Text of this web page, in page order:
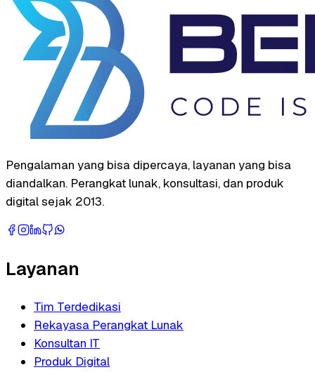
Pengalaman yang bisa dipercaya, layanan yang bisa
diandalkan. Perangkat lunak, konsultasi, dan produk
digital sejak 2013.
Layanan
Tim Terdedikasi
Rekayasa Perangkat Lunak
Konsultan IT
Produk Digital